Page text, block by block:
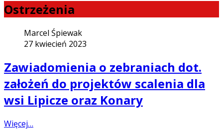
Ostrzeżenia
Marcel Śpiewak
27 kwiecień 2023
Zawiadomienia o zebraniach dot.
założeń do projektów scalenia dla
wsi Lipicze oraz Konary
Więcej…